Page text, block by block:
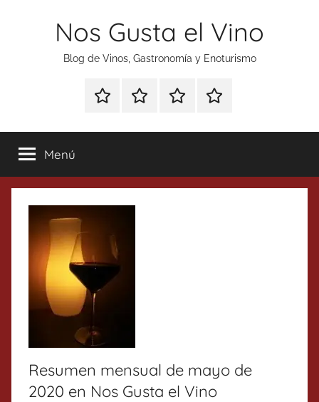
Nos Gusta el Vino
Blog de Vinos, Gastronomía y Enoturismo
Especial
Tonics
Enoturismo
Gastronomía
RankingContacto
Menú
Resumen mensual de mayo de
2020 en Nos Gusta el Vino